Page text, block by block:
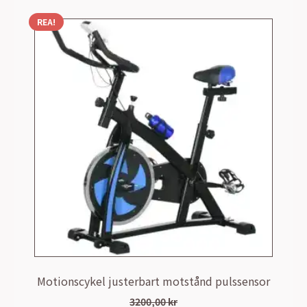
REA!
Motionscykel justerbart motstånd pulssensor
3200,00kr